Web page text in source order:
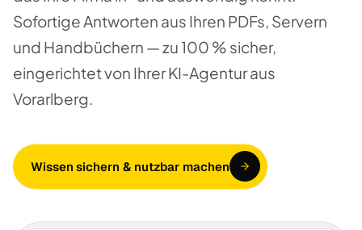
Sofortige Antworten aus Ihren PDFs, Servern
und Handbüchern — zu 100 % sicher,
eingerichtet von Ihrer KI-Agentur aus
Vorarlberg.
Wissen sichern & nutzbar machen